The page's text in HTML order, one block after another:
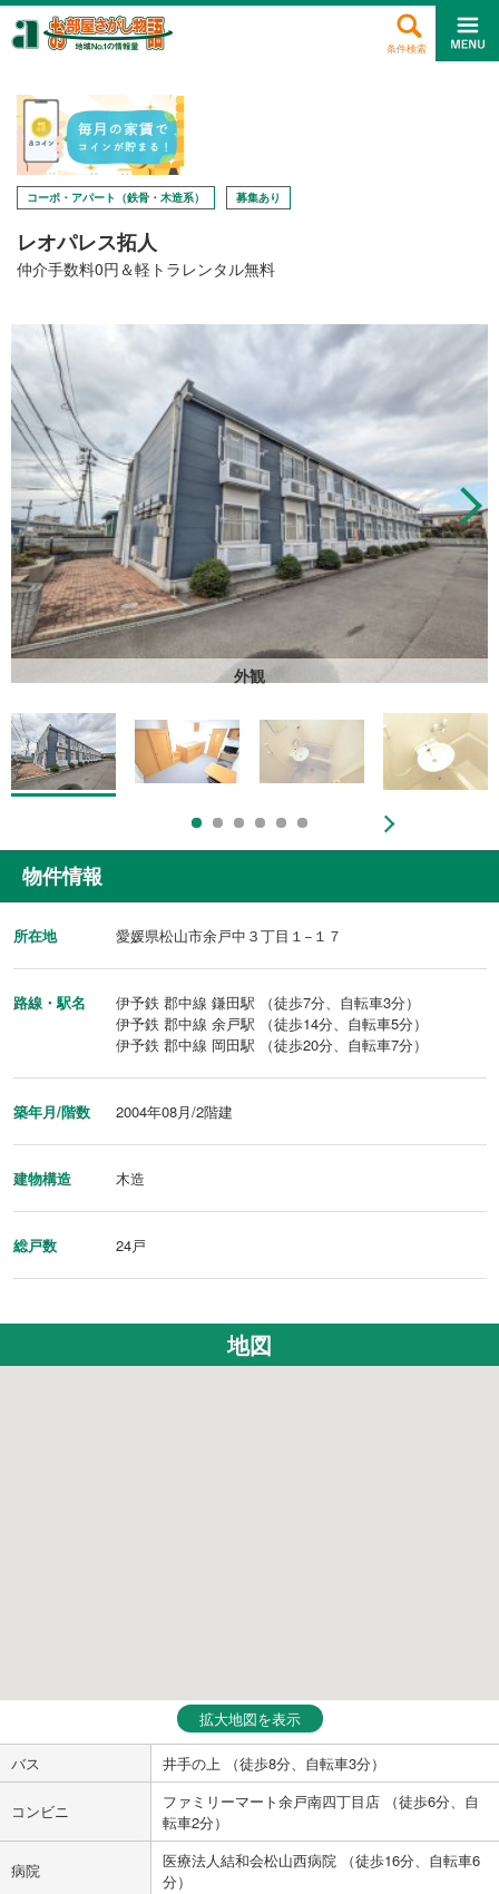
条件検索
コーポ・アパート（鉄骨・木造系） 募集あり
レオパレス拓人
仲介手数料0円＆軽トラレンタル無料
外観
物件情報
所在地 愛媛県松山市余戸中３丁目１−１７
路線・駅名
伊予鉄 郡中線 鎌田駅 （徒歩7分、自転車3分）
伊予鉄 郡中線 余戸駅 （徒歩14分、自転車5分）
伊予鉄 郡中線 岡田駅 （徒歩20分、自転車7分）
築年月/階数 2004年08月/2階建
建物構造 木造
総戸数 24戸
地図
拡大地図を表示
バス 井手の上 （徒歩8分、自転車3分）
コンビニ
ファミリーマート余戸南四丁目店 （徒歩6分、自
転車2分）
病院
医療法人結和会松山西病院 （徒歩16分、自転車6
分）